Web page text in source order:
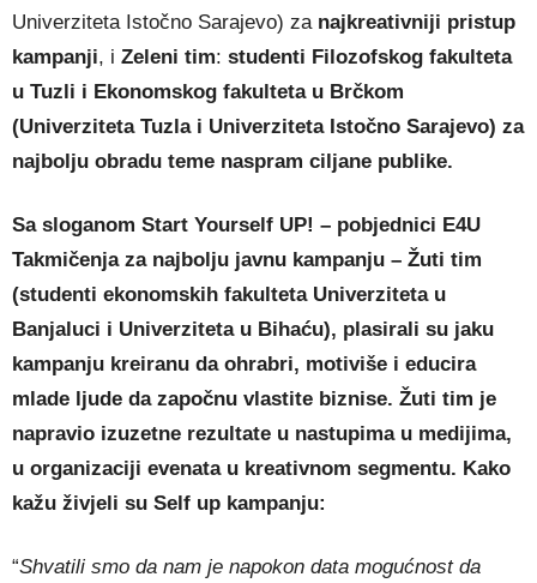
Univerziteta Istočno Sarajevo) za najkreativniji pristup
kampanji, i Zeleni tim: studenti Filozofskog fakulteta
u Tuzli i Ekonomskog fakulteta u Brčkom
(Univerziteta Tuzla i Univerziteta Istočno Sarajevo) za
najbolju obradu teme naspram ciljane publike.
Sa sloganom Start Yourself UP! – pobjednici E4U
Takmičenja za najbolju javnu kampanju – Žuti tim
(studenti ekonomskih fakulteta Univerziteta u
Banjaluci i Univerziteta u Bihaću), plasirali su jaku
kampanju kreiranu da ohrabri, motiviše i educira
mlade ljude da započnu vlastite biznise. Žuti tim je
napravio izuzetne rezultate u nastupima u medijima,
u organizaciji evenata u kreativnom segmentu. Kako
kažu živjeli su Self up kampanju:
“Shvatili smo da nam je napokon data mogućnost da